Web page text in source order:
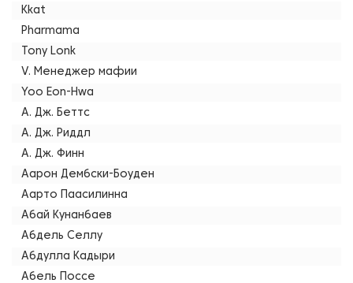
Kkat
Pharmama
Tony Lonk
V. Менеджер мафии
Yoo Eon-Hwa
А. Дж. Беттс
А. Дж. Риддл
А. Дж. Финн
Аарон Дембски-Боуден
Аарто Паасилинна
Абай Кунанбаев
Абдель Селлу
Абдулла Кадыри
Абель Поссе